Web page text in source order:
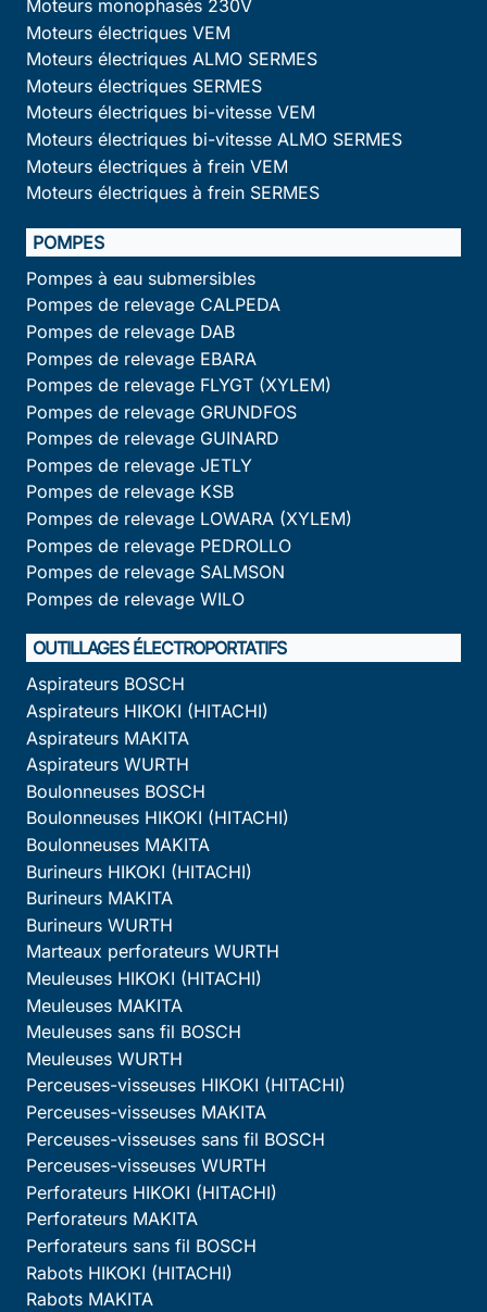
Moteurs monophasés 230V
Moteurs électriques VEM
Moteurs électriques ALMO SERMES
Moteurs électriques SERMES
Moteurs électriques bi-vitesse VEM
Moteurs électriques bi-vitesse ALMO SERMES
Moteurs électriques à frein VEM
Moteurs électriques à frein SERMES
POMPES
Pompes à eau submersibles
Pompes de relevage CALPEDA
Pompes de relevage DAB
Pompes de relevage EBARA
Pompes de relevage FLYGT (XYLEM)
Pompes de relevage GRUNDFOS
Pompes de relevage GUINARD
Pompes de relevage JETLY
Pompes de relevage KSB
Pompes de relevage LOWARA (XYLEM)
Pompes de relevage PEDROLLO
Pompes de relevage SALMSON
Pompes de relevage WILO
OUTILLAGES ÉLECTROPORTATIFS
Aspirateurs BOSCH
Aspirateurs HIKOKI (HITACHI)
Aspirateurs MAKITA
Aspirateurs WURTH
Boulonneuses BOSCH
Boulonneuses HIKOKI (HITACHI)
Boulonneuses MAKITA
Burineurs HIKOKI (HITACHI)
Burineurs MAKITA
Burineurs WURTH
Marteaux perforateurs WURTH
Meuleuses HIKOKI (HITACHI)
Meuleuses MAKITA
Meuleuses sans fil BOSCH
Meuleuses WURTH
Perceuses-visseuses HIKOKI (HITACHI)
Perceuses-visseuses MAKITA
Perceuses-visseuses sans fil BOSCH
Perceuses-visseuses WURTH
Perforateurs HIKOKI (HITACHI)
Perforateurs MAKITA
Perforateurs sans fil BOSCH
Rabots HIKOKI (HITACHI)
Rabots MAKITA